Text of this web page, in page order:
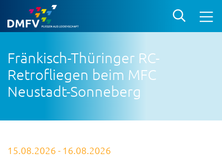
Fränkisch-Thüringer RC-
Retrofliegen beim MFC
Neustadt-Sonneberg
15.08.2026 - 16.08.2026